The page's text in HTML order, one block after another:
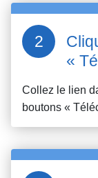
«
Collez le lien
boutons «